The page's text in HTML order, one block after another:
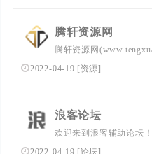
腾轩资源网
腾轩资源网
努力专注免费分享QQ
动等优志网络资源，坚
2022-04-19 [资源]
浪客论坛
欢迎来到浪客辅助论坛
立一个满足您愿望和需
2022-04-19 [论坛]